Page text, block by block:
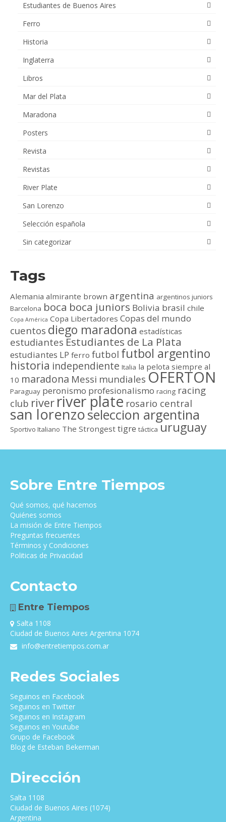
Estudiantes de Buenos Aires
Ferro
Historia
Inglaterra
Libros
Mar del Plata
Maradona
Posters
Revista
Revistas
River Plate
San Lorenzo
Selección española
Sin categorizar
Tags
Alemania almirante brown argentina argentinos juniors
Barcelona boca boca juniors Bolivia brasil chile
Copa América Copa Libertadores Copas del mundo
cuentos diego maradona estadísticas
estudiantes Estudiantes de La Plata
estudiantes LP ferro futbol futbol argentino
historia independiente Italia la pelota siempre al
10 maradona Messi mundiales OFERTON
Paraguay peronismo profesionalismo racing racing
club river river plate rosario central
san lorenzoseleccion argentina
Sportivo Italiano The Strongest tigre táctica uruguay
Sobre Entre Tiempos
Qué somos, qué hacemos
Quiénes somos
La misión de Entre Tiempos
Preguntas frecuentes
Términos y Condiciones
Politicas de Privacidad
Contacto
Entre Tiempos
Salta 1108
Ciudad de Buenos Aires Argentina 1074
info@entretiempos.com.ar
Redes Sociales
Seguinos en Facebook
Seguinos en Twitter
Seguinos en Instagram
Seguinos en Youtube
Grupo de Facebook
Blog de Esteban Bekerman
Dirección
Salta 1108
Ciudad de Buenos Aires (1074)
Argentina